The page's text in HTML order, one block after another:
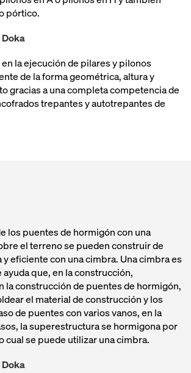
pórtico.
la ejecución de pilares y pilonos
de la forma geométrica, altura y
gracias a una completa competencia de
trepantes y autotrepantes de
los puentes de hormigón con una
el terreno se pueden construir de
eficiente con una cimbra. Una cimbra es
que, en la construcción,
la construcción de puentes de hormigón,
el material de construcción y los
de puentes con varios vanos, en la
la superestructura se hormigona por
cual se puede utilizar una cimbra.